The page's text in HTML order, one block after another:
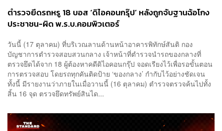
ตำรวจยึดรถหรู 18 บอส ‘ดิไอคอนกรุ๊ป’ หลังถูกจับฐานฉ้อโกง
ประชาชน-ผิด พ.ร.บ.คอมพิวเตอร์
วันนี้ (17 ตุลาคม) ที่บริเวณลานด้านหน้าอาคารพิทักษ์สันติ กอง
บัญชาการตำรวจสอบสวนกลาง เจ้าหน้าที่ตำรวจนำรถของกลางที่
ตรวจยึดได้จาก 18 ผู้ต้องหาคดีดิไอคอนกรุ๊ป จอดเรียงไว้เพื่อรอขั้นตอน
การตรวจสอบ โดยรถทุกคันติดป้าย ‘ของกลาง’ กำกับไว้อย่างชัดเจน
ทั้งนี้ มีรายงานว่าภายในเมื่อวานนี้ (16 ตุลาคม) ตำรวจตรวจค้นไปทั้ง
สิ้น 16 จุด ตรวจยึดทรัพย์สินได...